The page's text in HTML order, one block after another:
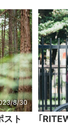
8/30
スト
｢